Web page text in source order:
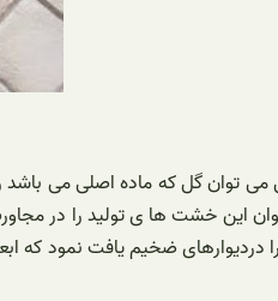
توان گل که ماده اصلی می باشد
خشت ها ی تولید را در مجاورت